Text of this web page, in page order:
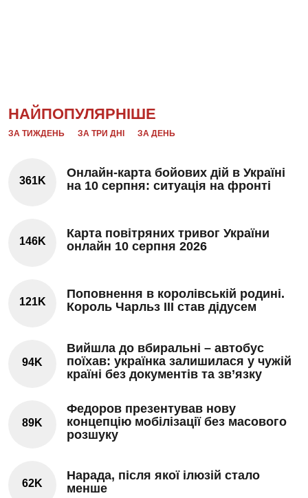
НАЙПОПУЛЯРНІШЕ
ЗА ТИЖДЕНЬ ЗА ТРИ ДНІ ЗА ДЕНЬ
361K
Онлайн-карта бойових дій в Україні
на 10 серпня: ситуація на фронті
146K
Карта повітряних тривог України
онлайн 10 серпня 2026
121K
Поповнення в королівській родині.
Король Чарльз III став дідусем
94K
Вийшла до вбиральні – автобус
поїхав: українка залишилася у чужій
країні без документів та зв’язку
89K
Федоров презентував нову
концепцію мобілізації без масового
розшуку
62K
Нарада, після якої ілюзій стало
менше